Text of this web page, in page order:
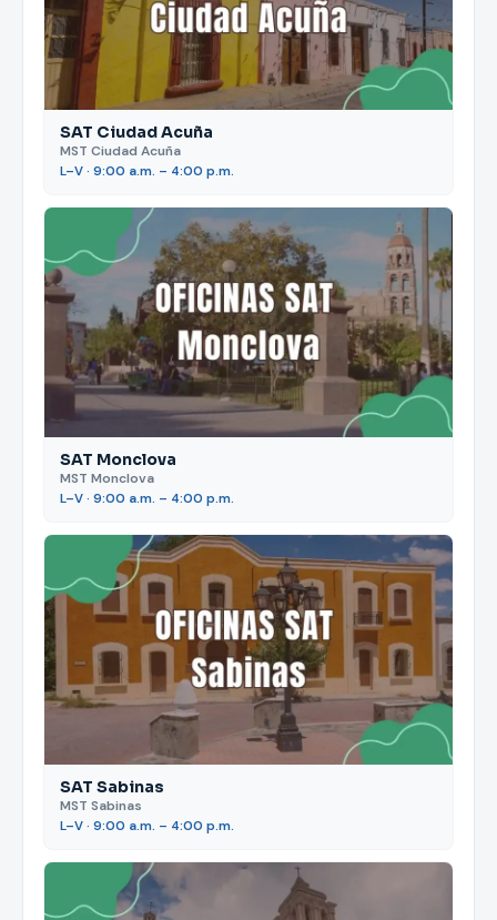
SAT Ciudad Acuña
MST Ciudad Acuña
L–V · 9:00 a.m. – 4:00 p.m.
SAT Monclova
MST Monclova
L–V · 9:00 a.m. – 4:00 p.m.
SAT Sabinas
MST Sabinas
L–V · 9:00 a.m. – 4:00 p.m.